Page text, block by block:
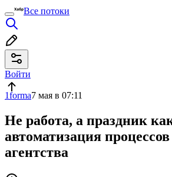
Все потоки
Войти
1forma7 мая в 07:11
Не работа, а праздник
автоматизация
агентства